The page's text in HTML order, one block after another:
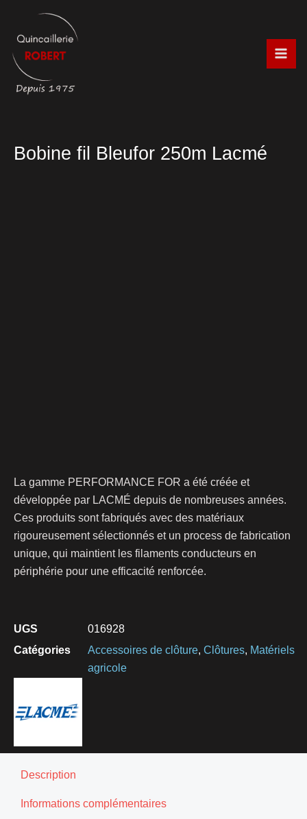
contenu
Bobine fil Bleufor 250m Lacmé
La gamme PERFORMANCE FOR a été créée et
développée par LACMÉ depuis de nombreuses années.
Ces produits sont fabriqués avec des matériaux
rigoureusement sélectionnés et un process de fabrication
unique, qui maintient les filaments conducteurs en
périphérie pour une efficacité renforcée.
UGS
016928
Catégories
Accessoires de clôture Clôtures Matériels
agricole
Description
Informations complémentaires